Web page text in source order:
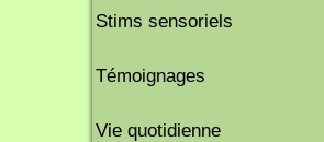
Stims sensoriels
Témoignages
Vie quotidienne